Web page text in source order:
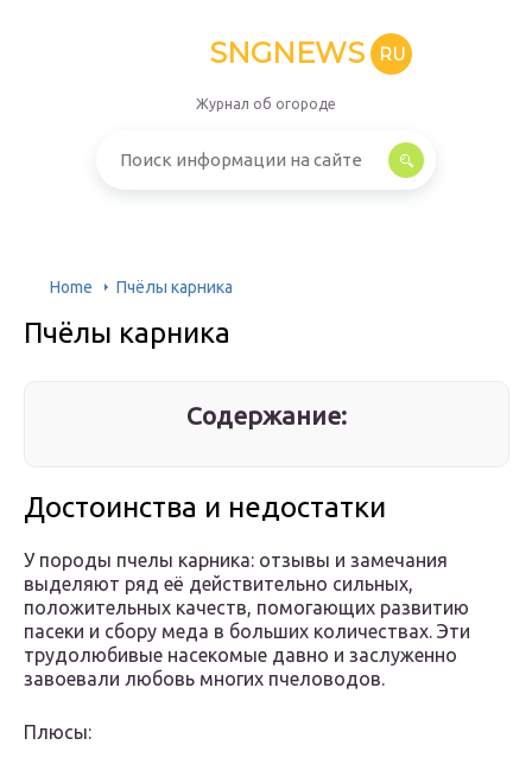
SNGNEWS RU
Журнал об огороде
Home Пчёлы карника
Пчёлы карника
Содержание:
Достоинства и недостатки
У породы пчелы карника: отзывы и замечания
выделяют ряд её действительно сильных,
положительных качеств, помогающих развитию
пасеки и сбору меда в больших количествах. Эти
трудолюбивые насекомые давно и заслуженно
завоевали любовь многих пчеловодов.
Плюсы: